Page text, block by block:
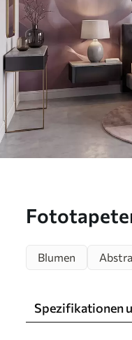
Blumen
Spezifikationen